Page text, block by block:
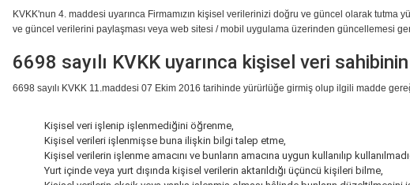
KVKK'nun 4. maddesi uyarınca Firmamızın kişisel verilerinizi doğru ve güncel olarak
ve güncel verilerini paylaşması veya web sitesi / mobil uygulama üzerinden güncellemesi
6698 sayılı KVKK uyarınca kişisel veri sahibinin
6698 sayılı KVKK 11.maddesi 07 Ekim 2016 tarihinde yürürlüğe girmiş olup ilgili madde
Kişisel veri işlenip işlenmediğini öğrenme,
Kişisel verileri işlenmişse buna ilişkin bilgi talep etme,
Kişisel verilerin işlenme amacını ve bunların amacına uygun kullanılıp
Yurt içinde veya yurt dışında kişisel verilerin aktarıldığı üçüncü kişileri bilme,